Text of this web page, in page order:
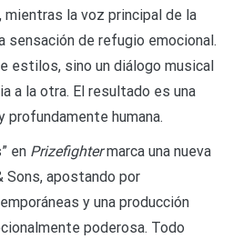
mientras la voz principal de la
sensación de refugio emocional.
estilos, sino un diálogo musical
a la otra. El resultado es una
profundamente humana.
en Prizefightermarca una nueva
Sons, apostando por
y una producción
poderosa. Todo